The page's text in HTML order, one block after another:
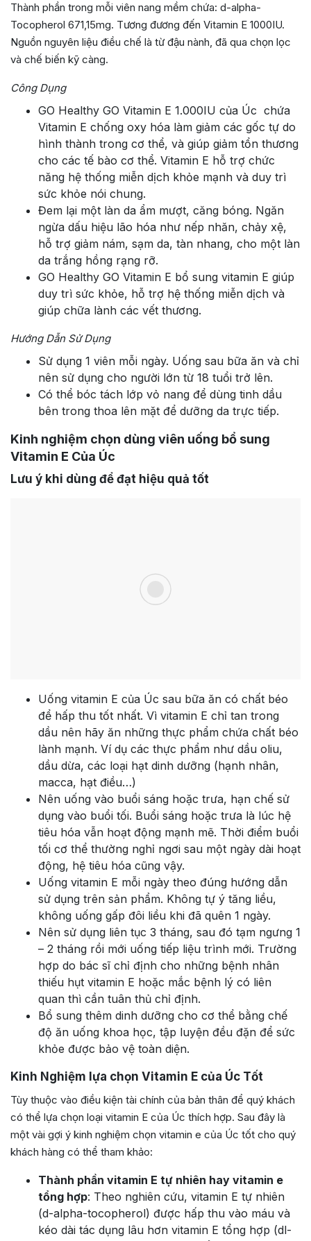
Thành phần trong mỗi viên nang mềm chứa: d-alpha-
Tocopherol 671,15mg. Tương đương đến Vitamin E 1000IU.
Nguồn nguyên liệu điều chế là từ đậu nành, đã qua chọn lọc
và chế biến kỹ càng.
Công Dụng
GO Healthy GO Vitamin E 1.000IU của Úc chứa
Vitamin E chống oxy hóa làm giảm các gốc tự do
hình thành trong cơ thể, và giúp giảm tổn thương
cho các tế bào cơ thể. Vitamin E hỗ trợ chức
năng hệ thống miễn dịch khỏe mạnh và duy trì
sức khỏe nói chung.
Đem lại một làn da ẩm mượt, căng bóng. Ngăn
ngừa dấu hiệu lão hóa như nếp nhăn, chảy xệ,
hỗ trợ giảm nám, sạm da, tàn nhang, cho một làn
da trắng hồng rạng rỡ.
GO Healthy GO Vitamin E bổ sung vitamin E giúp
duy trì sức khỏe, hỗ trợ hệ thống miễn dịch và
giúp chữa lành các vết thương.
Hướng Dẫn Sử Dụng
Sử dụng 1 viên mỗi ngày. Uống sau bữa ăn và chỉ
nên sử dụng cho người lớn từ 18 tuổi trở lên.
Có thể bóc tách lớp vỏ nang để dùng tinh dầu
bên trong thoa lên mặt để dưỡng da trực tiếp.
Kinh nghiệm chọn dùng viên uống bổ sung
Vitamin E Của Úc
Lưu ý khi dùng để đạt hiệu quả tốt
Uống vitamin E của Úc sau bữa ăn có chất béo
để hấp thu tốt nhất. Vì vitamin E chỉ tan trong
dầu nên hãy ăn những thực phẩm chứa chất béo
lành mạnh. Ví dụ các thực phẩm như dầu oliu,
dầu dừa, các loại hạt dinh dưỡng (hạnh nhân,
macca, hạt điều…)
Nên uống vào buổi sáng hoặc trưa, hạn chế sử
dụng vào buổi tối. Buổi sáng hoặc trưa là lúc hệ
tiêu hóa vẫn hoạt động mạnh mẽ. Thời điểm buổi
tối cơ thể thường nghỉ ngơi sau một ngày dài hoạt
động, hệ tiêu hóa cũng vậy.
Uống vitamin E mỗi ngày theo đúng hướng dẫn
sử dụng trên sản phẩm. Không tự ý tăng liều,
không uống gấp đôi liều khi đã quên 1 ngày.
Nên sử dụng liên tục 3 tháng, sau đó tạm ngưng 1
– 2 tháng rồi mới uống tiếp liệu trình mới. Trường
hợp do bác sĩ chỉ định cho những bệnh nhân
thiếu hụt vitamin E hoặc mắc bệnh lý có liên
quan thì cần tuân thủ chỉ định.
Bổ sung thêm dinh dưỡng cho cơ thể bằng chế
độ ăn uống khoa học, tập luyện đều đặn để sức
khỏe được bảo vệ toàn diện.
Kinh Nghiệm lựa chọn Vitamin E của Úc Tốt
Tùy thuộc vào điều kiện tài chính của bản thân để quý khách
có thể lựa chọn loại vitamin E của Úc thích hợp. Sau đây là
một vài gợi ý kinh nghiệm chọn vitamin e của Úc tốt cho quý
khách hàng có thể tham khảo:
Thành phần vitamin E tự nhiên hay vitamin e
tổng hợp: Theo nghiên cứu, vitamin E tự nhiên
(d-alpha-tocopherol) được hấp thu vào máu và
kéo dài tác dụng lâu hơn vitamin E tổng hợp (dl-